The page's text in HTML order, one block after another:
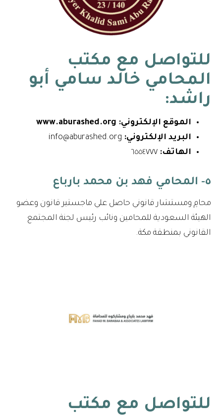
للتواصل مع مكتب
المحامي خالد سامي أبو
راشد:
الموقع الإلكتروني: www.aburashed.org
البريد الإلكتروني:
الهاتف: ٦٥٥٤٧٧٧
٥- المحامي فهد بن محمد بارباع
محامِ ومستشار قانوني حاصل علي ماجستير قانون وعضو
الهيئة السعودية للمحامين ونائب رئيس لجنة المجتمع
القانوني بمنطقة مكة.
للتواصل مع مكتب